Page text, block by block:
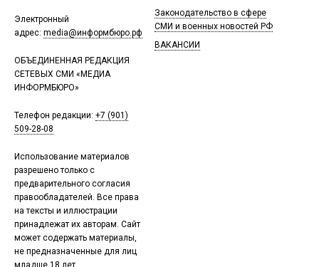
Электронный
адрес: media@информбюро.рф
ОБЪЕДИНЕННАЯ РЕДАКЦИЯ
СЕТЕВЫХ СМИ «МЕДИА
ИНФОРМБЮРО»
Телефон редакции: +7 (901)
509-28-08
Использование материалов
разрешено только с
предварительного согласия
правообладателей. Все права
на тексты и иллюстрации
принадлежат их авторам. Сайт
может содержать материалы,
не предназначенные для лиц
младше 18 лет.
Законодательство в сфере
СМИ и военных новостей РФ
ВАКАНСИИ